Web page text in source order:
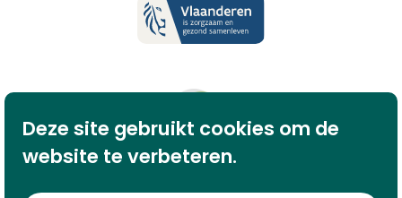
Deze site gebruikt cookies om de
website te verbeteren.